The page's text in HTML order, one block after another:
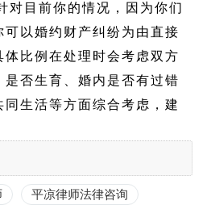
目前你的情况，因为你们
以婚约财产纠纷为由直接
比例在处理时会考虑双方
否生育、 婚内是否有过错
同生活等方面综合考虑，建
平凉律师法律咨询